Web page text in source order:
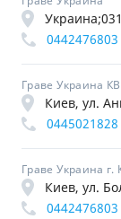
0442476803
Граве Украина
Киев, ул.
0445021828
Граве Украина г.
Киев, ул.
0442476803